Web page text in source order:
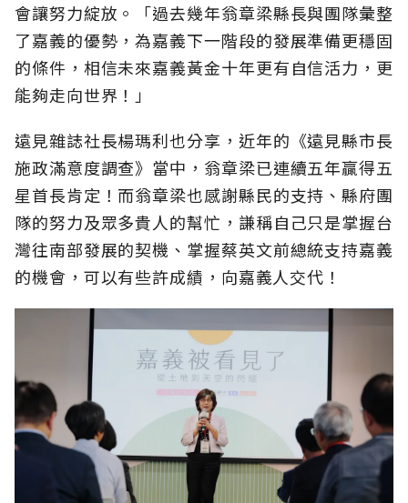
會讓努力綻放。「過去幾年翁章梁縣長與團隊彙整
了嘉義的優勢，為嘉義下一階段的發展準備更穩固
的條件，相信未來嘉義黃金十年更有自信活力，更
能夠走向世界！」
遠見雜誌社長楊瑪利也分享，近年的《遠見縣市長
施政滿意度調查》當中，翁章梁已連續五年贏得五
星首長肯定！而翁章梁也感謝縣民的支持、縣府團
隊的努力及眾多貴人的幫忙，謙稱自己只是掌握台
灣往南部發展的契機、掌握蔡英文前總統支持嘉義
的機會，可以有些許成績，向嘉義人交代！